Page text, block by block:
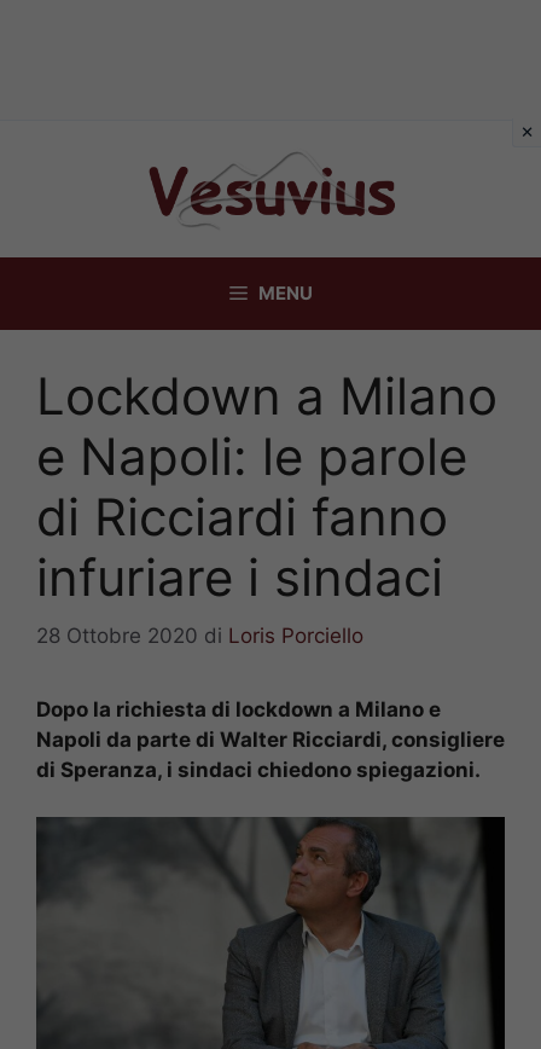
MENU
Lockdown a Milano
e Napoli: le parole
di Ricciardi fanno
infuriare i sindaci
28 Ottobre 2020 di Loris Porciello
Dopo la richiesta di lockdown a Milano e
Napoli da parte di Walter Ricciardi, consigliere
di Speranza, i sindaci chiedono spiegazioni.